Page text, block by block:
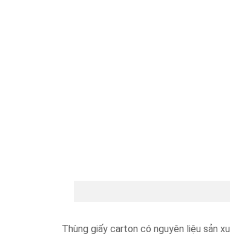
Thùng giấy carton có nguyên liệu sản